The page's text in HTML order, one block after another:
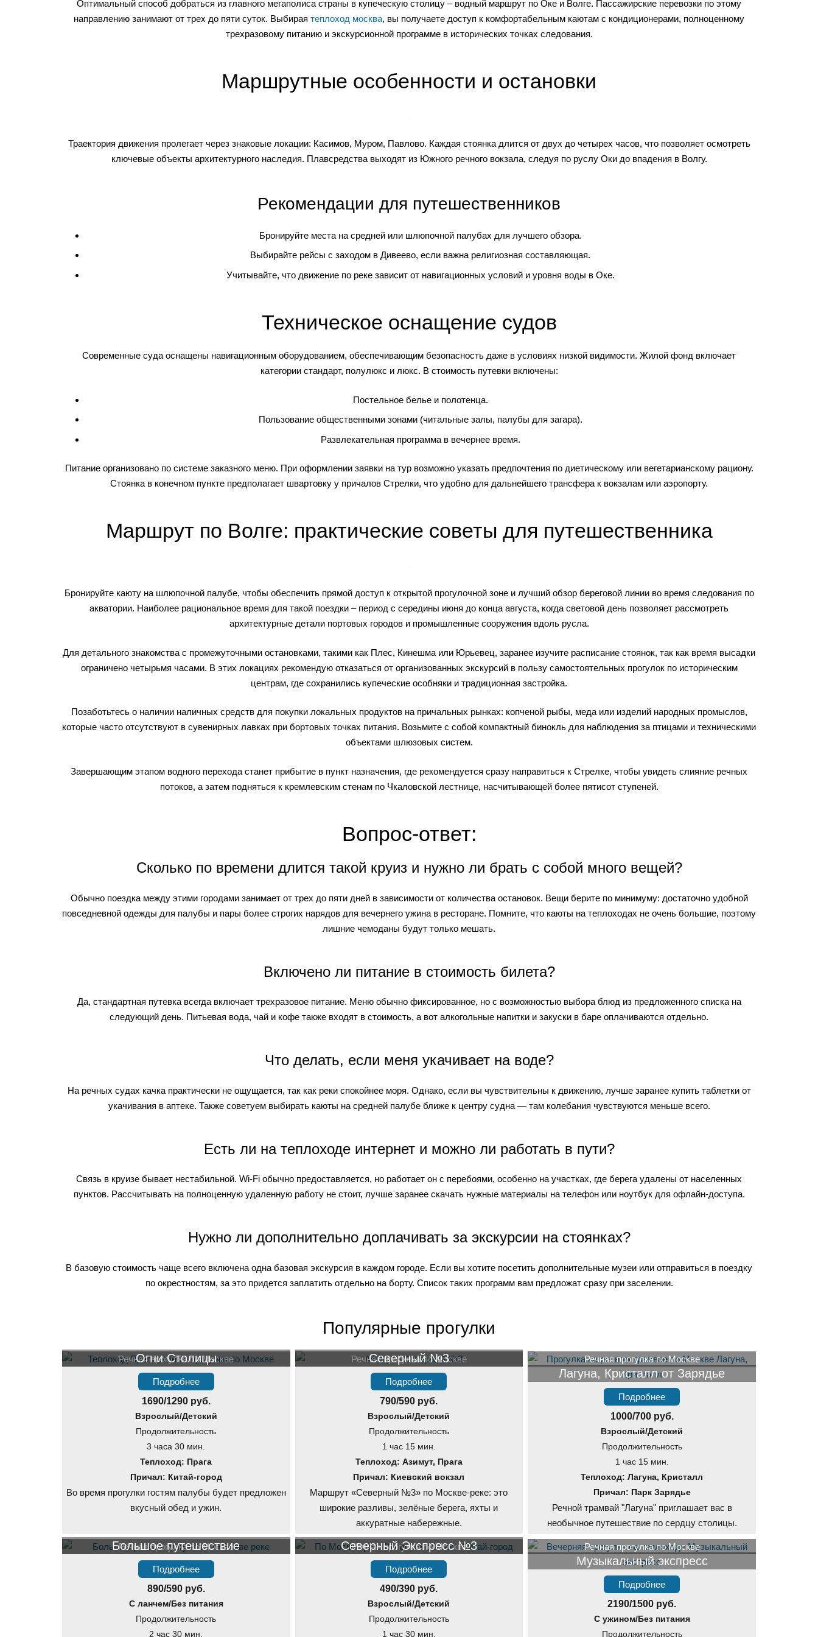
Оптимальный способ добраться из главного мегаполиса страны в купеческую столицу – водный маршрут по Оке и Волге. Пассажирские перевозки по этому
направлению занимают от трех до пяти суток. Выбирая теплоход москва, вы получаете доступ к комфортабельным каютам с кондиционерами, полноценному
трехразовому питанию и экскурсионной программе в исторических точках следования.
Маршрутные особенности и остановки
Траектория движения пролегает через знаковые локации: Касимов, Муром, Павлово. Каждая стоянка длится от двух до четырех часов, что позволяет осмотреть
ключевые объекты архитектурного наследия. Плавсредства выходят из Южного речного вокзала, следуя по руслу Оки до впадения в Волгу.
Рекомендации для путешественников
Бронируйте места на средней или шлюпочной палубах для лучшего обзора.
Выбирайте рейсы с заходом в Дивеево, если важна религиозная составляющая.
Учитывайте, что движение по реке зависит от навигационных условий и уровня воды в Оке.
Техническое оснащение судов
Современные суда оснащены навигационным оборудованием, обеспечивающим безопасность даже в условиях низкой видимости. Жилой фонд включает
категории стандарт, полулюкс и люкс. В стоимость путевки включены:
Постельное белье и полотенца.
Пользование общественными зонами (читальные залы, палубы для загара).
Развлекательная программа в вечернее время.
Питание организовано по системе заказного меню. При оформлении заявки на тур возможно указать предпочтения по диетическому или вегетарианскому рациону.
Стоянка в конечном пункте предполагает швартовку у причалов Стрелки, что удобно для дальнейшего трансфера к вокзалам или аэропорту.
Маршрут по Волге: практические советы для путешественника
Бронируйте каюту на шлюпочной палубе, чтобы обеспечить прямой доступ к открытой прогулочной зоне и лучший обзор береговой линии во время следования по
акватории. Наиболее рациональное время для такой поездки – период с середины июня до конца августа, когда световой день позволяет рассмотреть
архитектурные детали портовых городов и промышленные сооружения вдоль русла.
Для детального знакомства с промежуточными остановками, такими как Плес, Кинешма или Юрьевец, заранее изучите расписание стоянок, так как время высадки
ограничено четырьмя часами. В этих локациях рекомендую отказаться от организованных экскурсий в пользу самостоятельных прогулок по историческим
центрам, где сохранились купеческие особняки и традиционная застройка.
Позаботьтесь о наличии наличных средств для покупки локальных продуктов на причальных рынках: копченой рыбы, меда или изделий народных промыслов,
которые часто отсутствуют в сувенирных лавках при бортовых точках питания. Возьмите с собой компактный бинокль для наблюдения за птицами и техническими
объектами шлюзовых систем.
Завершающим этапом водного перехода станет прибытие в пункт назначения, где рекомендуется сразу направиться к Стрелке, чтобы увидеть слияние речных
потоков, а затем подняться к кремлевским стенам по Чкаловской лестнице, насчитывающей более пятисот ступеней.
Вопрос-ответ:
Сколько по времени длится такой круиз и нужно ли брать с собой много вещей?
Обычно поездка между этими городами занимает от трех до пяти дней в зависимости от количества остановок. Вещи берите по минимуму: достаточно удобной
повседневной одежды для палубы и пары более строгих нарядов для вечернего ужина в ресторане. Помните, что каюты на теплоходах не очень большие, поэтому
лишние чемоданы будут только мешать.
Включено ли питание в стоимость билета?
Да, стандартная путевка всегда включает трехразовое питание. Меню обычно фиксированное, но с возможностью выбора блюд из предложенного списка на
следующий день. Питьевая вода, чай и кофе также входят в стоимость, а вот алкогольные напитки и закуски в баре оплачиваются отдельно.
Что делать, если меня укачивает на воде?
На речных судах качка практически не ощущается, так как реки спокойнее моря. Однако, если вы чувствительны к движению, лучше заранее купить таблетки от
укачивания в аптеке. Также советуем выбирать каюты на средней палубе ближе к центру судна — там колебания чувствуются меньше всего.
Есть ли на теплоходе интернет и можно ли работать в пути?
Связь в круизе бывает нестабильной. Wi-Fi обычно предоставляется, но работает он с перебоями, особенно на участках, где берега удалены от населенных
пунктов. Рассчитывать на полноценную удаленную работу не стоит, лучше заранее скачать нужные материалы на телефон или ноутбук для офлайн-доступа.
Нужно ли дополнительно доплачивать за экскурсии на стоянках?
В базовую стоимость чаще всего включена одна базовая экскурсия в каждом городе. Если вы хотите посетить дополнительные музеи или отправиться в поездку
по окрестностям, за это придется заплатить отдельно на борту. Список таких программ вам предложат сразу при заселении.
Популярные прогулки
Речная прогулка по Москве
Огни Столицы
Подробнее
1690/1290 руб.
Взрослый/Детский
Продолжительность
3 часа 30 мин.
Теплоход: Прага
Причал: Китай-город
Во время прогулки гостям палубы будет предложен
вкусный обед и ужин.
Речная прогулка по Москве
Северный №3
Подробнее
790/590 руб.
Взрослый/Детский
Продолжительность
1 час 15 мин.
Теплоход: Азимут, Прага
Причал: Киевский вокзал
Маршрут «Северный №3» по Москве-реке: это
широкие разливы, зелёные берега, яхты и
аккуратные набережные.
Речная прогулка по Москве
Лагуна, Кристалл от Зарядье
Подробнее
1000/700 руб.
Взрослый/Детский
Продолжительность
1 час 15 мин.
Теплоход: Лагуна, Кристалл
Причал: Парк Зарядье
Речной трамвай "Лагуна" приглашает вас в
необычное путешествие по сердцу столицы.
Речная прогулка по Москве
Большое путешествие
Подробнее
890/590 руб.
С ланчем/Без питания
Продолжительность
2 час 30 мин.
Речная прогулка по Москве
Северный Экспресс №3
Подробнее
490/390 руб.
Взрослый/Детский
Продолжительность
1 час 30 мин.
Речная прогулка по Москве
Музыкальный экспресс
Подробнее
2190/1500 руб.
С ужином/Без питания
Продолжительность